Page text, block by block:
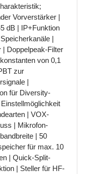
Vorverstärker |
dB | IP+Funktion
|
| Doppelpeak-Filter
von 0,1
zur
|
für Diversity-
| VOX-
| Mikrofon-
| 50
für max. 10
| Quick-Split-
| Steller für HF-